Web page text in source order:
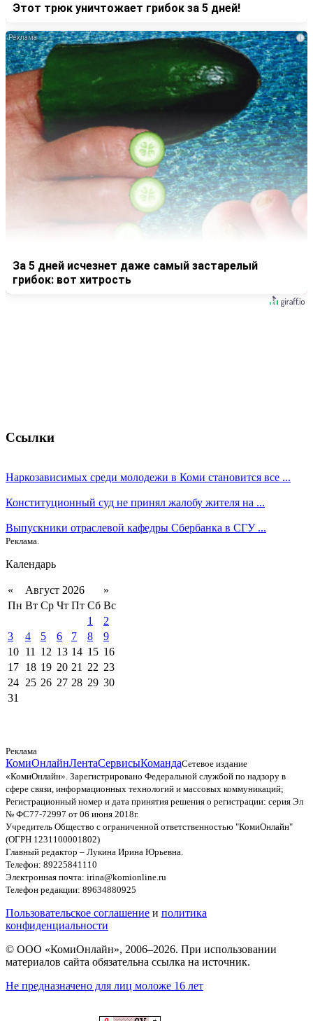
Этот трюк уничтожает грибок за 5 дней!
i
За 5 дней исчезнет даже самый застарелый
грибок: вот хитрость
Ссылки
Наркозависимых среди молодежи в Коми становится все ...
Конституционный суд не принял жалобу жителя на ...
Выпускники отраслевой кафедры Сбербанка в СГУ ...
Реклама.
Календарь
« Август 2026
»
Пн Вт Ср Чт Пт Сб Вс
1
2
3
4 5 6 7 8
9
10 11 12 13 14 15 16
17 18 19 20 21 22 23
24 25 26 27 28 29 30
31
Реклама
КомиОнлайнЛентаСервисыКомандаСетевое издание
«КомиОнлайн». Зарегистрировано Федеральной службой по надзору в
сфере связи, информационных технологий и массовых коммуникаций;
Регистрационный номер и дата принятия решения о регистрации: серия Эл
№ ФС77-72997 от 06 июня 2018г.
Учредитель Общество с ограниченной ответственностью "КомиОнлайн"
(ОГРН 1231100001802)
Главный редактор – Лукина Ирина Юрьевна.
Телефон: 89225841110
Электронная почта: irina@komionline.ru
Телефон редакции: 89634880925
Пользовательское соглашение и политика
конфиденциальности
© ООО «КомиОнлайн», 2006–2026. При использовании
материалов сайта обязательна ссылка на источник.
Не предназначено для лиц моложе 16 лет